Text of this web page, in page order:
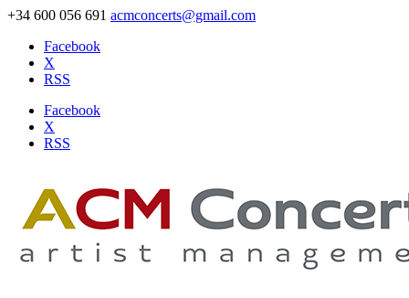
+34 600 056 691 acmconcerts@gmail.com
Facebook
X
RSS
Facebook
X
RSS